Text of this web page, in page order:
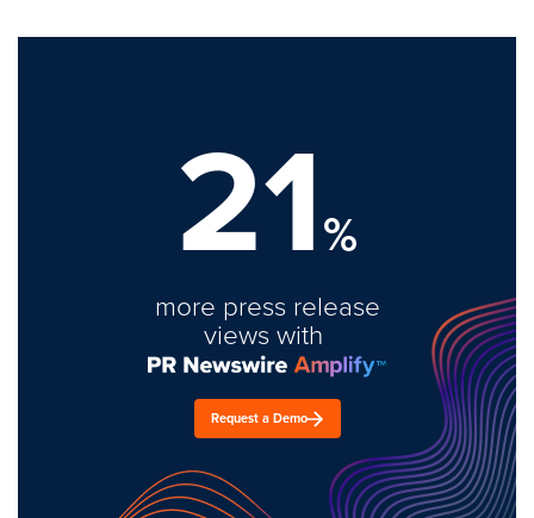
21%
more press release
views with
Request a Demo